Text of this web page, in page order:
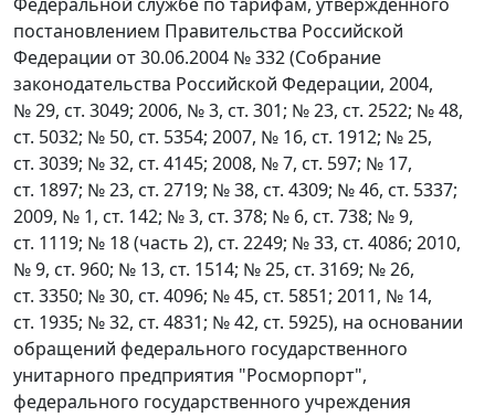
Федеральной службе по тарифам, утвержденного
постановлением Правительства Российской
Федерации от 30.06.2004 № 332 (Собрание
законодательства Российской Федерации, 2004,
№ 29, ст. 3049; 2006, № 3, ст. 301; № 23, ст. 2522; № 48,
ст. 5032; № 50, ст. 5354; 2007, № 16, ст. 1912; № 25,
ст. 3039; № 32, ст. 4145; 2008, № 7, ст. 597; № 17,
ст. 1897; № 23, ст. 2719; № 38, ст. 4309; № 46, ст. 5337;
2009, № 1, ст. 142; № 3, ст. 378; № 6, ст. 738; № 9,
ст. 1119; № 18 (часть 2), ст. 2249; № 33, ст. 4086; 2010,
№ 9, ст. 960; № 13, ст. 1514; № 25, ст. 3169; № 26,
ст. 3350; № 30, ст. 4096; № 45, ст. 5851; 2011, № 14,
ст. 1935; № 32, ст. 4831; № 42, ст. 5925), на основании
обращений федерального государственного
унитарного предприятия "Росморпорт",
федерального государственного учреждения